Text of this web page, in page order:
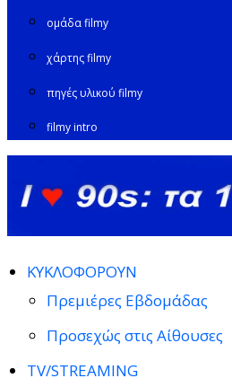
ομάδα filmy
χάρτης filmy
πηγές υλικού filmy
filmy intro
ΚΥΚΛΟΦΟΡΟΥΝ
Πρεμιέρες Εβδομάδας
Προσεχώς στις Αίθουσες
TV/STREAMING